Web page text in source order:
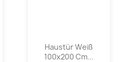
Haustür Weiß
100x200 Cm...